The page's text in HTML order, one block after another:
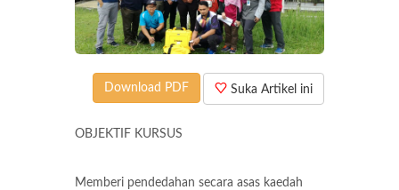
Suka Artikel ini
Download PDF
OBJEKTIF KURSUS
Memberi pendedahan secara asas kaedah